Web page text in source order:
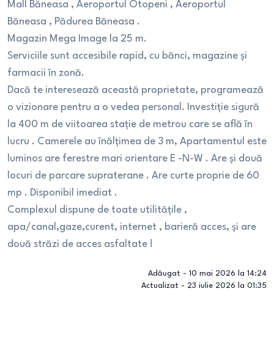
Mall Băneasa , Aeroportul Otopeni , Aeroportul
Băneasa , Pădurea Băneasa .
Magazin Mega Image la 25 m.
Serviciile sunt accesibile rapid, cu bănci, magazine și
farmacii în zonă.
Dacă te interesează această proprietate, programează
o vizionare pentru a o vedea personal. Investiție sigură
la 400 m de viitoarea stație de metrou care se află în
lucru . Camerele au înălțimea de 3 m, Apartamentul este
luminos are ferestre mari orientare E -N-W . Are și două
locuri de parcare supraterane . Are curte proprie de 60
mp . Disponibil imediat .
Complexul dispune de toate utilitățile ,
apa/canal,gaze,curent, internet , barieră acces, și are
două străzi de acces asfaltate !
Adăugat - 10 mai 2026 la 14:24
Actualizat - 23 iulie 2026 la 01:35